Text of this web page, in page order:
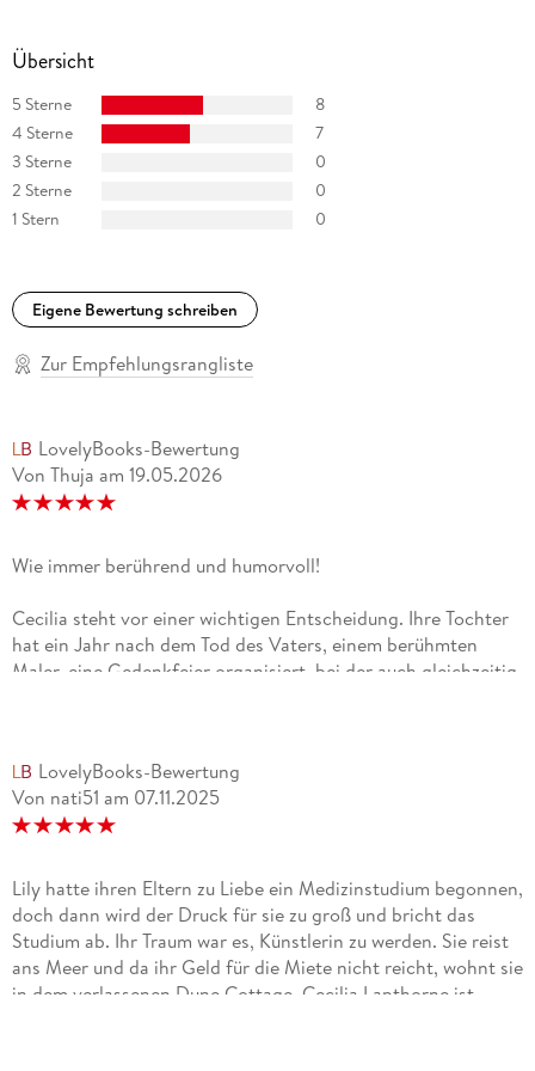
Übersicht
5 Sterne
8
4 Sterne
7
3 Sterne
0
2 Sterne
0
1 Stern
0
Eigene Bewertung schreiben
Zur Empfehlungsrangliste
LovelyBooks-Bewertung
Von Thuja am 19.05.2026
Wie immer berührend und humorvoll!
Cecilia steht vor einer wichtigen Entscheidung. Ihre Tochter
hat ein Jahr nach dem Tod des Vaters, einem berühmten
Maler, eine Gedenkfeier organisiert, bei der auch gleichzeitig
eigenen Weg finden, weiß aber nicht, wie sie beginnen soll.
Die junge Lilly steht vor einem ähnlichen Problem, sie hat ihr
Medizinstudium abgebrochen, weil sie sich eher zur
finanziell gehen soll. Sie putzt für eine Agentur Ferienhäuser
auf Cape Code, als sie dort Cecilia begegnet, die ihre
Zuflucht in einem Cottage findet, das sie lange Zeit gemieden
hat. Sarah Morgen vermischt geschickt die Lebensweisheit
der älteren Cecilia mit der jugendlichen Unbekümmertheit
LovelyBooks-Bewertung
Von nati51 am 07.11.2025
Lily hatte ihren Eltern zu Liebe ein Medizinstudium begonnen,
doch dann wird der Druck für sie zu groß und bricht das
Studium ab. Ihr Traum war es, Künstlerin zu werden. Sie reist
ans Meer und da ihr Geld für die Miete nicht reicht, wohnt sie
in dem verlassenen Dune Cottage. Cecilia Lapthorne ist